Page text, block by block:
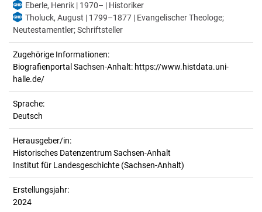
Eberle, Henrik | 1970– | Historiker
Tholuck, August | 1799–1877 | Evangelischer Theologe;
Neutestamentler; Schriftsteller
Zugehörige Informationen:
Biografienportal Sachsen-Anhalt: https://www.histdata.uni-
halle.de/
Sprache:
Deutsch
Herausgeber/in:
Historisches Datenzentrum Sachsen-Anhalt
Institut für Landesgeschichte (Sachsen-Anhalt)
Erstellungsjahr:
2024